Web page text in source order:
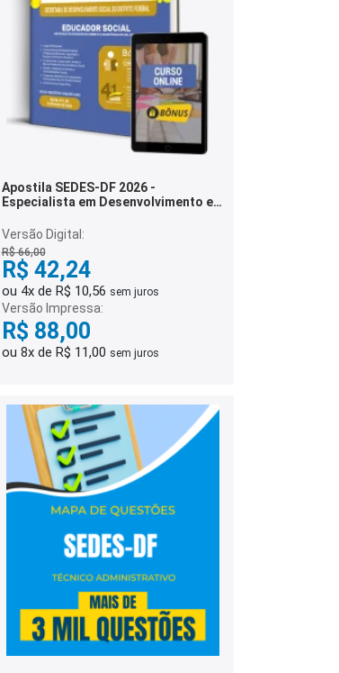
Apostila SEDES-DF 2026 -
Especialista em Desenvolvimento e
Educador Social
Versão Digital:
R$ 66,00
R$ 42,24
ou 4x de R$ 10,56 sem juros
Versão Impressa:
R$ 88,00
ou 8x de R$ 11,00 sem juros